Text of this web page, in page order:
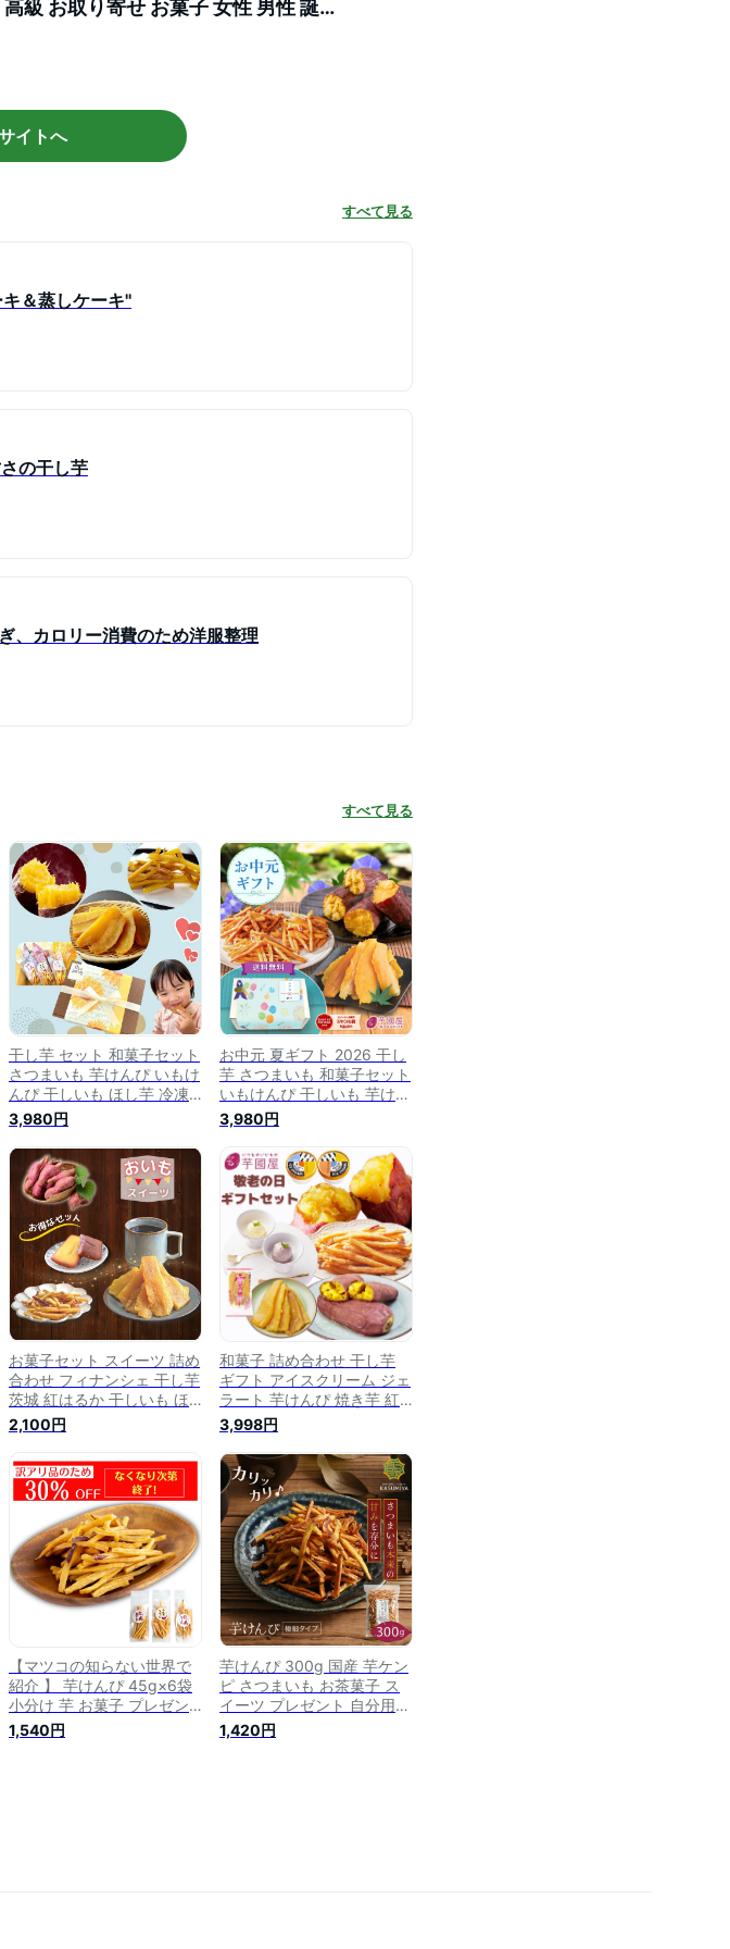
級 お取り寄せ お菓子 女性 男性 誕
イーツ gift-k
イトへ
すべて見る
＆蒸しケーキ''
の干し芋
カロリー消費のため洋服整理
すべて見る
干し芋 セット 和菓子セット
さつまいも 芋けんぴ いもけ
んぴ 干しいも ほし芋 冷凍
焼き芋 冷凍やきいも 冷凍焼
きいも プレゼント 茨城 芋
スイーツ 詰め合わせ ギフト
和菓子 和スイーツ 絶品 高
級 お取り寄せ さつまいもス
イーツ gift-k-kei
3,980円
お中元 夏ギフト 2026 干し
芋 さつまいも 和菓子セット
いもけんぴ 干しいも 芋けん
ぴ 焼き芋 いも スイーツ 絶
品 お取り寄せ お菓子 詰め
合わせ 和菓子 送料無料 茨
城県産 福袋 ギフト gift-k-
rakuten
3,980円
お菓子セット スイーツ 詰め
合わせ フィナンシェ 干し芋
茨城 紅はるか 干しいも ほ
しいも 干芋 芋けんぴ いも
けんぴ お菓子詰め合わせ 子
ども お菓子の詰め合わせ ス
イーツセット さつまいも お
菓子 さつまいもスイーツ お
やつ おつまみ 和菓子 お試
しセット
2,100円
和菓子 詰め合わせ 干し芋
ギフト アイスクリーム ジェ
ラート 芋けんぴ 焼き芋 紅
はるか シルクスイート さつ
まいも 芋 干しいも お菓子
詰め合わせ プレゼント さつ
まいもスイーツ スイーツギ
フト 敬老の日
3,998円
【マツコの知らない世界で
紹介 】 芋けんぴ 45g×6袋
小分け 芋 お菓子 プレゼン
ト 芋けんぴ サツマイモ い
もけんぴ さつまいもスイー
1,540円
芋けんぴ 300g 国産 芋ケン
ピ さつまいも お茶菓子 ス
イーツ プレゼント 自分用
ギフト 芋かりんとう けんぴ
かりんとう かりん糖 サツマ
1,420円